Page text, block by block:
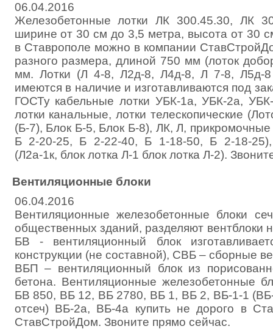
06.04.2016
Железобетонные лотки ЛК 300.45.30, ЛК
ширине от 30 см до 3,5 метра, высота от 30
в Ставрополе можно в компании
разного размера, длиной 750 мм (лоток
мм. Лотки (Л 4-8, Л2д-8, Л4д-8, Л 7-8, Л5д-
имеются в наличие и изготавливаются под
ГОСТу кабельные лотки УБК-1а, УБК-2а,
лотки канальные, лотки телескопические
(Б-7), Блок Б-5, Блок Б-8), ЛК, Л,
Б 2-20-25, Б 2-22-40, Б 1-18-50, Б 2-18-25),
(Л2а-1к, блок лотка Л-1 блок лотка Л-2).
Вентиляционные блоки
06.04.2016
Вентиляционные железобетонные блоки
общественных зданий, разделяют вентблоки
БВ - вентиляционный блок
конструкции (не составной), СВБ – сборные
ВБП – вентиляционный блок из
бетона. Вентиляционные железобетонные
БВ 850, ВБ 12, ВБ 2780, ВБ 1, ВБ 2, ВБ-1-1
отсеч) ВБ-2а, ВБ-4а купить не дорого в
СтавСтройДом. Звоните прямо сейчас.